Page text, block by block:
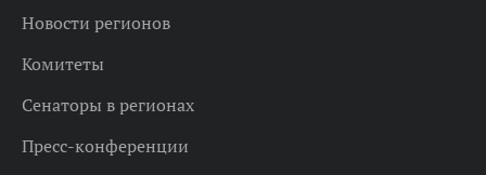
Новости регионов
Комитеты
Сенаторы в регионах
Пресс-конференции